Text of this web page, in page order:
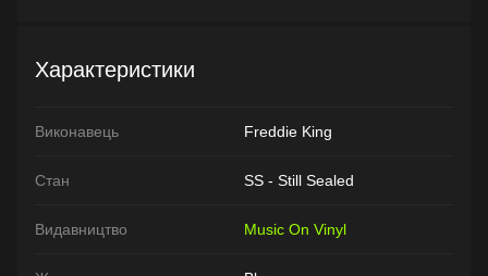
Характеристики
Виконавець Freddie King
Стан SS - Still Sealed
Видавництво Music On Vinyl